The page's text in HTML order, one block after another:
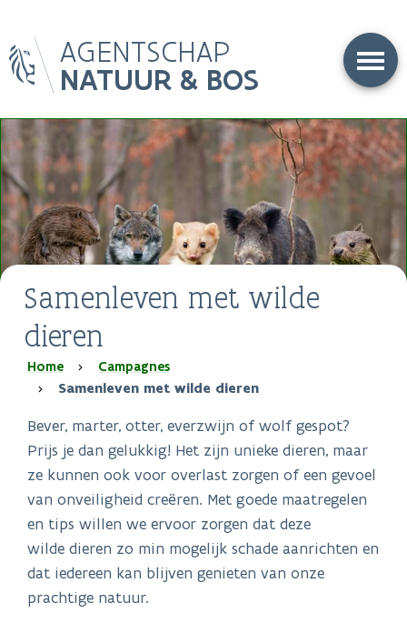
en
naar
gaan
AGENTSCHAP
NATUUR & BOS
Samenleven met wilde
dieren
Kruimelpad
Home
Campagnes
Samenleven met wilde dieren
Bever, marter, otter, everzwijn of wolf gespot?
Prijs je dan gelukkig! Het zijn unieke dieren, maar
ze kunnen ook voor overlast zorgen of een gevoel
van onveiligheid creëren. Met goede maatregelen
en tips willen we ervoor zorgen dat deze
wilde dieren zo min mogelijk schade aanrichten en
dat iedereen kan blijven genieten van onze
prachtige natuur.